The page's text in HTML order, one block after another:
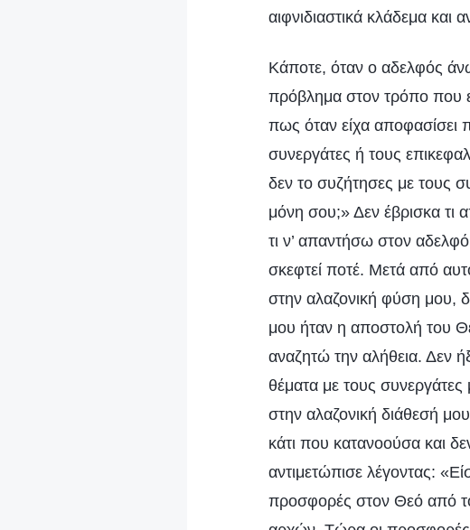
αιφνιδιαστικά κλάδεμα και
Κάποτε, όταν ο αδελφός
πρόβλημα στον τρόπο που
πως όταν είχα αποφασίσει
συνεργάτες ή τους
δεν το συζήτησες με τους
μόνη σου;» Δεν έβρισκα τι
τι ν’ απαντήσω στον
σκεφτεί ποτέ. Μετά από
στην αλαζονική φύση μου,
μου ήταν η αποστολή του
αναζητώ την αλήθεια. Δεν
θέματα με τους
στην αλαζονική διάθεσή
κάτι που κατανοούσα και
αντιμετώπισε λέγοντας:
προσφορές στον Θεό από